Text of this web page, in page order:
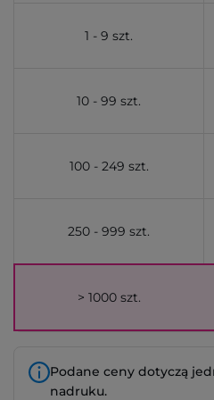
1 - 9 szt.
10 - 99 szt.
100 - 249 szt.
250 - 999 szt.
> 1000 szt.
Podane ceny dotyczą
nadruku.